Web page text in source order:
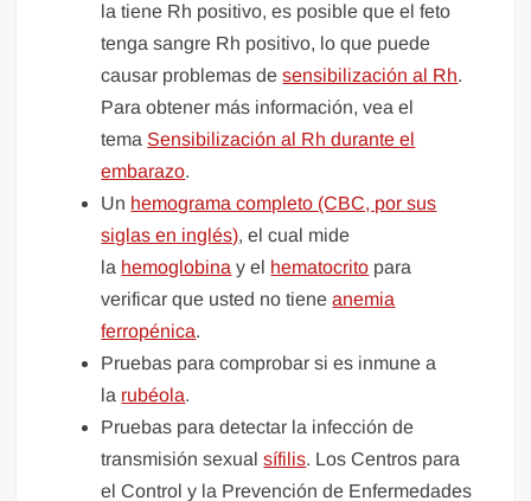
la tiene Rh positivo, es posible que el feto
tenga sangre Rh positivo, lo que puede
causar problemas desensibilización al Rh.
Para obtener más información, vea el
tema Sensibilización al Rh durante el
embarazo.
Un hemograma completo (CBC, por sus
siglas en inglés), el cual mide
la hemoglobina y el hematocrito para
verificar que usted no tieneanemia
ferropénica.
Pruebas para comprobar si es inmune a
la rubéola.
Pruebas para detectar la infección de
transmisión sexualsífilis. Los Centros para
el Control y la Prevención de Enfermedades